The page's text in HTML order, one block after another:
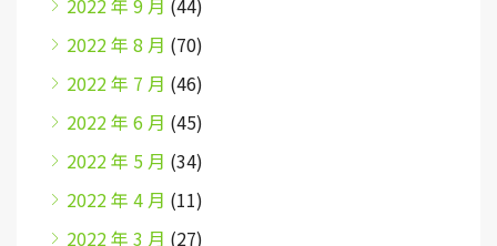
2022 年 8 月 (70)
2022 年 7 月 (46)
2022 年 6 月 (45)
2022 年 5 月 (34)
2022 年 4 月 (11)
2022 年 3 月 (27)